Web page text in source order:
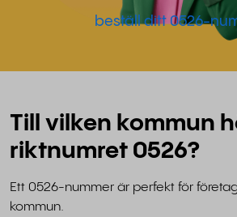
beställ ditt 0526-
Till vilken kommun
riktnumret 0526?
Ett 0526-nummer är perfekt för
kommun.